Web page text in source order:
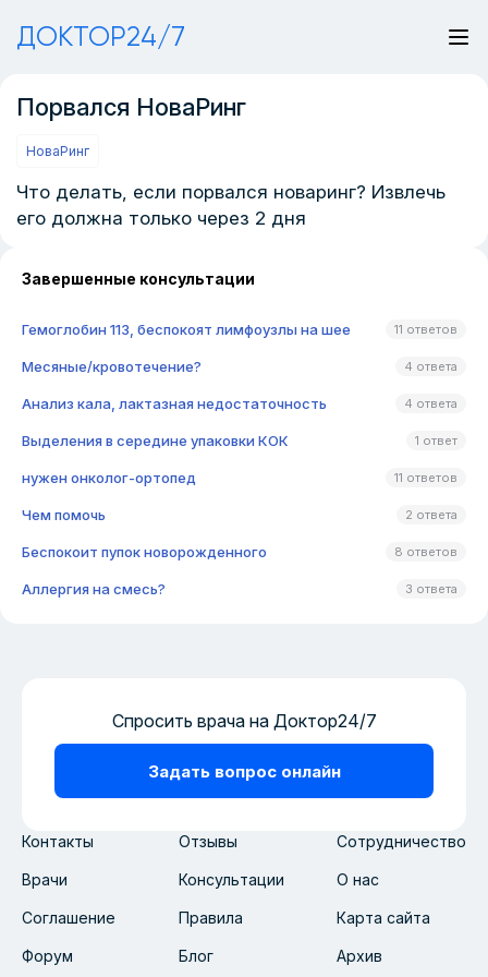
ДОКТОР24/7
Порвался НоваРинг
НоваРинг
Что делать, если порвался новаринг? Извлечь
его должна только через 2 дня
Завершенные консультации
Гемоглобин 113, беспокоят лимфоузлы на шее 11 ответов
Месяные/кровотечение? 4 ответа
Анализ кала, лактазная недостаточность 4 ответа
Выделения в середине упаковки КОК 1 ответ
нужен онколог-ортопед 11 ответов
Чем помочь 2 ответа
Беспокоит пупок новорожденного 8 ответов
Аллергия на смесь? 3 ответа
Контакты Отзывы Сотрудничество
Врачи Консультации О нас
Соглашение Правила Карта сайта
Форум Блог Архив
Спросить врача на Доктор24/7
Задать вопрос онлайн